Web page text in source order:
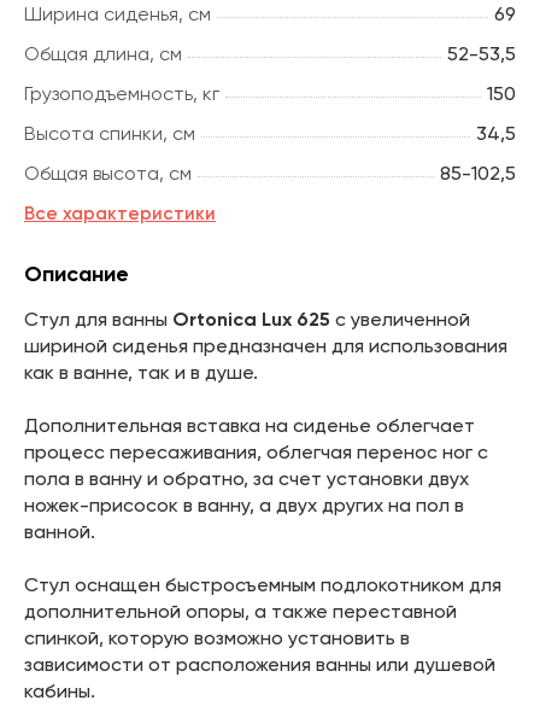
Ширина сиденья, см
69
Общая длина, см
52-53,5
Грузоподъемность, кг
150
Высота спинки, см
34,5
Общая высота, см
85-102,5
Все характеристики
Описание
Стул для ванны Ortonica Lux 625 с увеличенной
шириной сиденья предназначен для использования
как в ванне, так и в душе.
Дополнительная вставка на сиденье облегчает
процесс пересаживания, облегчая перенос ног с
пола в ванну и обратно, за счет установки двух
ножек-присосок в ванну, а двух других на пол в
ванной.
Стул оснащен быстросъемным подлокотником для
дополнительной опоры, а также переставной
спинкой, которую возможно установить в
зависимости от расположения ванны или душевой
кабины.